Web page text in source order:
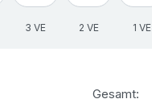
3 VE 2 VE 1 VE
Gesamt: